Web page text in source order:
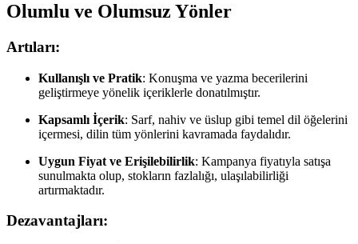
Olumlu ve Olumsuz Yönler
Artıları:
Kullanışlı ve Pratik: Konuşma ve yazma becerilerini
geliştirmeye yönelik içeriklerle donatılmıştır.
Kapsamlı İçerik: Sarf, nahiv ve üslup gibi temel dil öğelerini
içermesi, dilin tüm yönlerini kavramada faydalıdır.
Uygun Fiyat ve Erişilebilirlik: Kampanya fiyatıyla satışa
sunulmakta olup, stokların fazlalığı, ulaşılabilirliği
artırmaktadır.
Dezavantajları: